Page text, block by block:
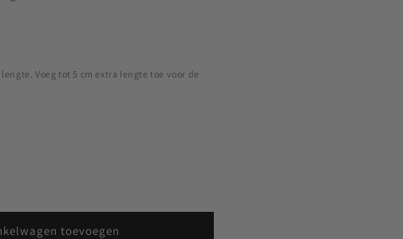
Voeg tot 5 cm extra lengte toe voor de
toevoegen